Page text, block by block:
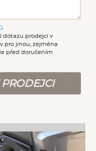
dotazu prodejci v
pro jinou, zejména
před doručením